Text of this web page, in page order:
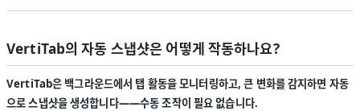
VertiTab의 자동 스냅샷은 어떻게 작동하나요?
VertiTab은 백그라운드에서 탭 활동을 모니터링하고, 큰 변화를 감지하면 자동
으로 스냅샷을 생성합니다——수동 조작이 필요 없습니다.